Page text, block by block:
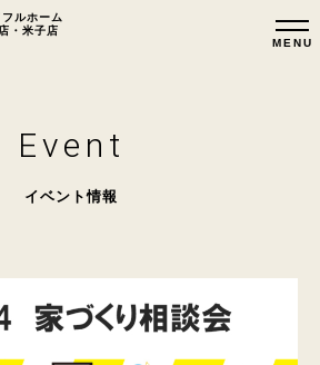
フルホーム
・米子店
Event
イベント情報